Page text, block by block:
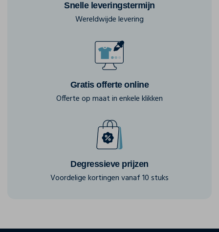
Snelle leveringstermijn
Wereldwijde levering
Gratis offerte online
Offerte op maat in enkele klikken
Degressieve prijzen
Voordelige kortingen vanaf 10 stuks